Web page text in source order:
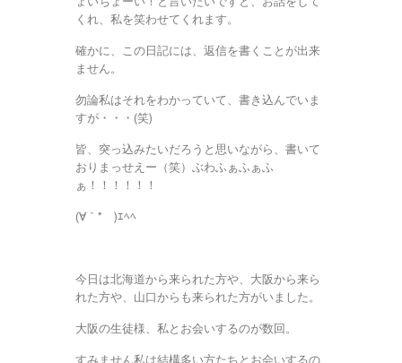
くれ、私を笑わせてくれます。
確かに、この日記には、返信を書くことが出来
ません。
勿論私はそれをわかっていて、書き込んでいま
すが・・・(笑)
皆、突っ込みたいだろうと思いながら、書いて
おりまっせえー（笑）ぶわふぁふぁふ
ぁ！！！！！！
(∀｀*ゞ)ｴﾍﾍ
今日は北海道から来られた方や、大阪から来ら
れた方や、山口からも来られた方がいました。
大阪の生徒様、私とお会いするのが数回。
すみません私は結構多い方たちとお会いするの